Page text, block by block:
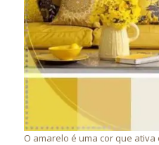
O amarelo é uma cor que